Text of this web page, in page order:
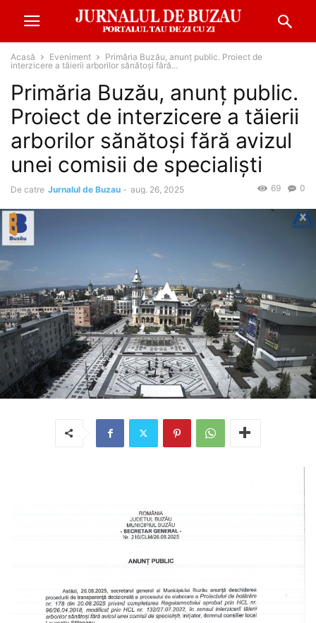
Acasă Eveniment
Primăria Buzău, anunț public. Proiect de
interzicere a tăierii arborilor sănătoși fără...
Primăria Buzău, anunț public.
Proiect de interzicere a tăierii
arborilor sănătoși fără avizul
unei comisii de specialiști
De catre Jurnalul de Buzau - aug. 26, 2025 0
69